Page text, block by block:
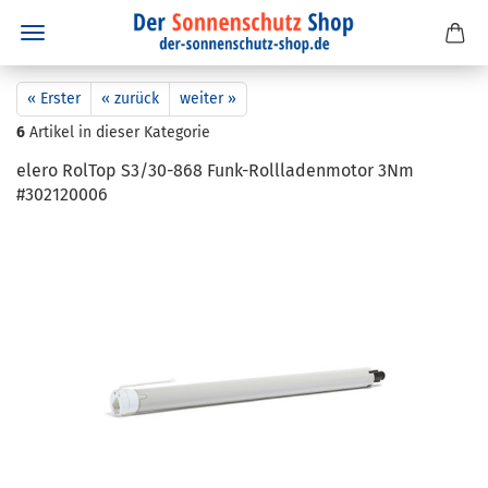
« Erster « zurück
weiter »
6 Artikel in dieser Kategorie
elero Rol­Top S3/30-​868 Funk-​Rollladenmotor 3Nm
#302120006